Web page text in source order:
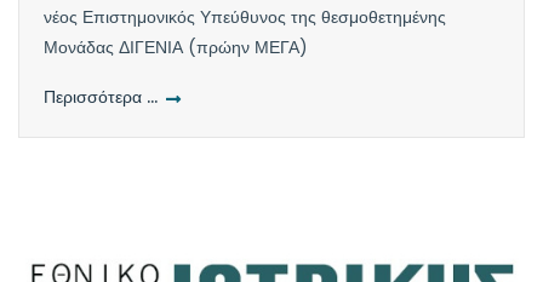
νέος Επιστημονικός Υπεύθυνος της θεσμοθετημένης
Μονάδας ΔΙΓΕΝΙΑ (πρώην ΜΕΓΑ)
Περισσότερα …